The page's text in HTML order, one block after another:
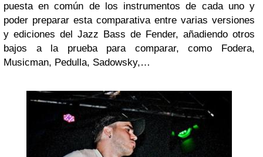
puesta en común de los instrumentos de cada uno y
poder preparar esta comparativa entre varias versiones
y ediciones del Jazz Bass de Fender, añadiendo otros
bajos a la prueba para comparar, como Fodera,
Musicman, Pedulla, Sadowsky,…